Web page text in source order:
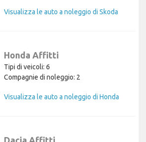
Visualizza le auto a noleggio di Skoda
Honda Affitti
Tipi di veicoli: 6
Compagnie di noleggio: 2
Visualizza le auto a noleggio di Honda